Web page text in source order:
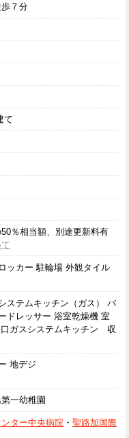
７分
て
％相当額、別途更新料有
ッカー 駐輪場 外観タイル
ステムキッチン（ガス） バ
ドレッサー 浴室乾燥機 室
ガスシステムキッチン 収
地デジ
第一幼稚園
ター中央病院 ・聖路加国際